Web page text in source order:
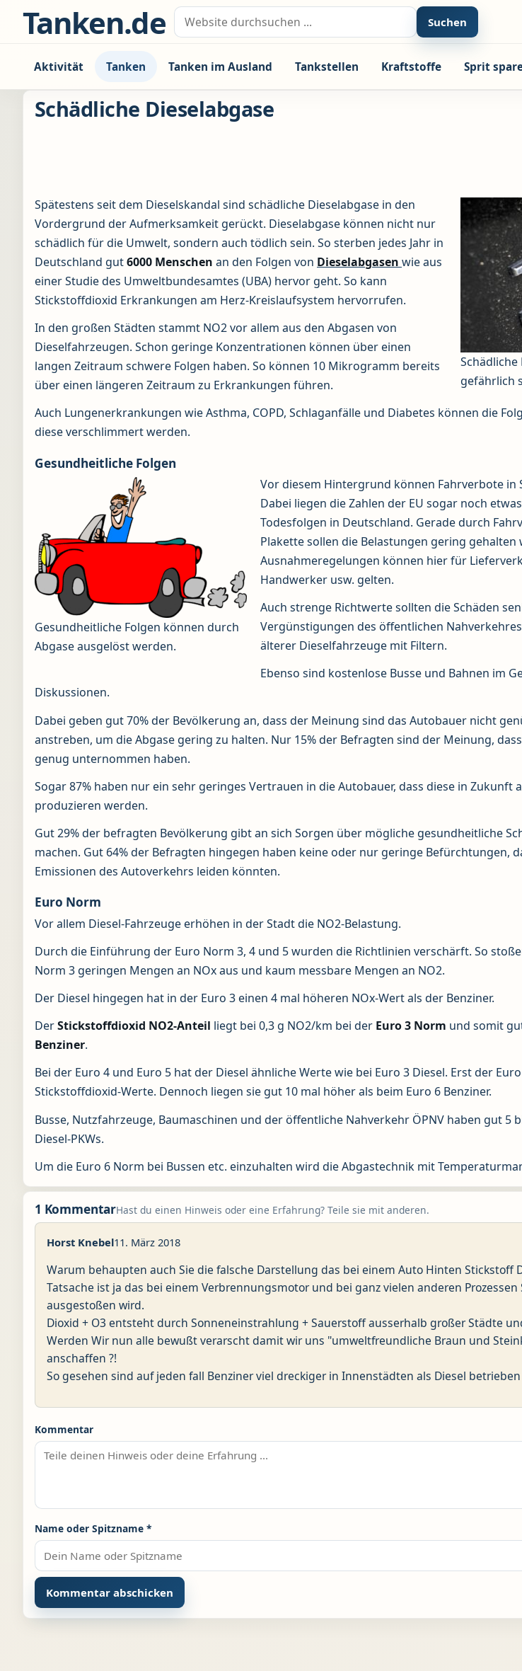
Zum Inhalt springen
Tanken.de Suche nach: Suchen
Aktivität Tanken Tanken im Ausland Tankstellen Kraftstoffe Sprit
Schädliche Dieselabgase
Schädliche
gefährlich
Spätestens seit dem Dieselskandal sind schädliche Dieselabgase in den
Vordergrund der Aufmerksamkeit gerückt. Dieselabgase können nicht nur
schädlich für die Umwelt, sondern auch tödlich sein. So sterben jedes Jahr in
Deutschland gut6000 Menschen an den Folgen von Dieselabgasen wie aus
einer Studie des Umweltbundesamtes (UBA) hervor geht. So kann
Stickstoffdioxid Erkrankungen am Herz-Kreislaufsystem hervorrufen.
In den großen Städten stammt NO2 vor allem aus den Abgasen von
Dieselfahrzeugen. Schon geringe Konzentrationen können über einen
langen Zeitraum schwere Folgen haben. So können 10 Mikrogramm bereits
über einen längeren Zeitraum zu Erkrankungen führen.
Auch Lungenerkrankungen wie Asthma, COPD, Schlaganfälle und Diabetes können die
diese verschlimmert werden.
Gesundheitliche Folgen
Gesundheitliche Folgen können durch
Abgase ausgelöst werden.
Vor diesem Hintergrund können Fahrverbote in
Dabei liegen die Zahlen der EU sogar noch
Todesfolgen in Deutschland. Gerade durch
Plakette sollen die Belastungen gering gehalten
Ausnahmeregelungen können hier für
Handwerker usw. gelten.
Auch strenge Richtwerte sollten die Schäden
Vergünstigungen des öffentlichen
älterer Dieselfahrzeuge mit Filtern.
Ebenso sind kostenlose Busse und Bahnen im
Diskussionen.
Dabei geben gut 70% der Bevölkerung an, dass der Meinung sind das Autobauer nicht
anstreben, um die Abgase gering zu halten. Nur 15% der Befragten sind der Meinung,
genug unternommen haben.
Sogar 87% haben nur ein sehr geringes Vertrauen in die Autobauer, dass diese in Zukunft
produzieren werden.
Gut 29% der befragten Bevölkerung gibt an sich Sorgen über mögliche gesundheitliche
machen. Gut 64% der Befragten hingegen haben keine oder nur geringe Befürchtungen,
Emissionen des Autoverkehrs leiden könnten.
Euro Norm
Vor allem Diesel-Fahrzeuge erhöhen in der Stadt die NO2-Belastung.
Durch die Einführung der Euro Norm 3, 4 und 5 wurden die Richtlinien verschärft. So
Norm 3 geringen Mengen an NOx aus und kaum messbare Mengen an NO2.
Der Diesel hingegen hat in der Euro 3 einen 4 mal höheren NOx-Wert als der Benziner.
DerStickstoffdioxid NO2-Anteil liegt bei 0,3 g NO2/km bei der Euro 3 Norm und somit
Benziner.
Bei der Euro 4 und Euro 5 hat der Diesel ähnliche Werte wie bei Euro 3 Diesel. Erst der
Stickstoffdioxid-Werte. Dennoch liegen sie gut 10 mal höher als beim Euro 6 Benziner.
Busse, Nutzfahrzeuge, Baumaschinen und der öffentliche Nahverkehr ÖPNV haben gut 5
Diesel-PKWs.
Um die Euro 6 Norm bei Bussen etc. einzuhalten wird die Abgastechnik mit
1 KommentarHast du einen Hinweis oder eine Erfahrung? Teile sie mit anderen.
Horst Knebel11. März 2018
Warum behaupten auch Sie die falsche Darstellung das bei einem Auto Hinten Stickstoff
Tatsache ist ja das bei einem Verbrennungsmotor und bei ganz vielen anderen Prozessen
ausgestoßen wird.
Dioxid + O3 entsteht durch Sonneneinstrahlung + Sauerstoff ausserhalb großer Städte
Werden Wir nun alle bewußt verarscht damit wir uns "umweltfreundliche Braun und
anschaffen ?!
So gesehen sind auf jeden fall Benziner viel dreckiger in Innenstädten als Diesel betrieben
Kommentar
Name oder Spitzname *